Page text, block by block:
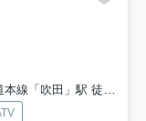
線「吹田」駅 徒歩25分